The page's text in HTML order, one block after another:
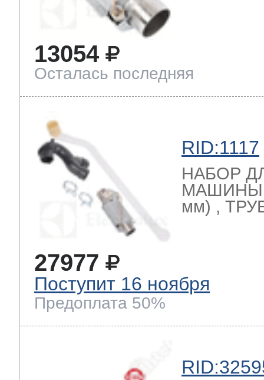
13054
Осталась последняя
RID:1117
НАБОР
МАШИНЫ
мм) ,
27977
Поступит 16 ноября
Предоплата 50%